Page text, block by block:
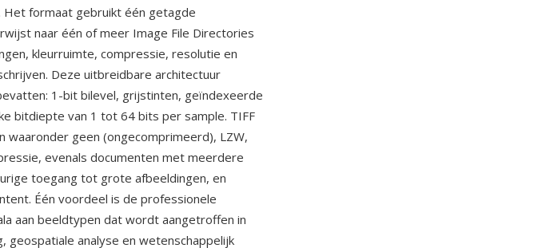
Het formaat gebruikt één getagde
naar één of meer Image File Directories
kleurruimte, compressie, resolutie en
Deze uitbreidbare architectuur
1-bit bilevel, grijstinten, geïndexeerde
bitdiepte van 1 tot 64 bits per sample. TIFF
geen (ongecomprimeerd), LZW,
evenals documenten met meerdere
toegang tot grote afbeeldingen, en
Één voordeel is de professionele
aan beeldtypen dat wordt aangetroffen in
geospatiale analyse en wetenschappelijk